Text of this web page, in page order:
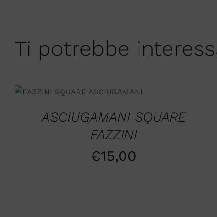
Ti potrebbe
SCEGLI / QUICK VIEW
ASCIUGAMANI SQUARE
FAZZINI
€15,00